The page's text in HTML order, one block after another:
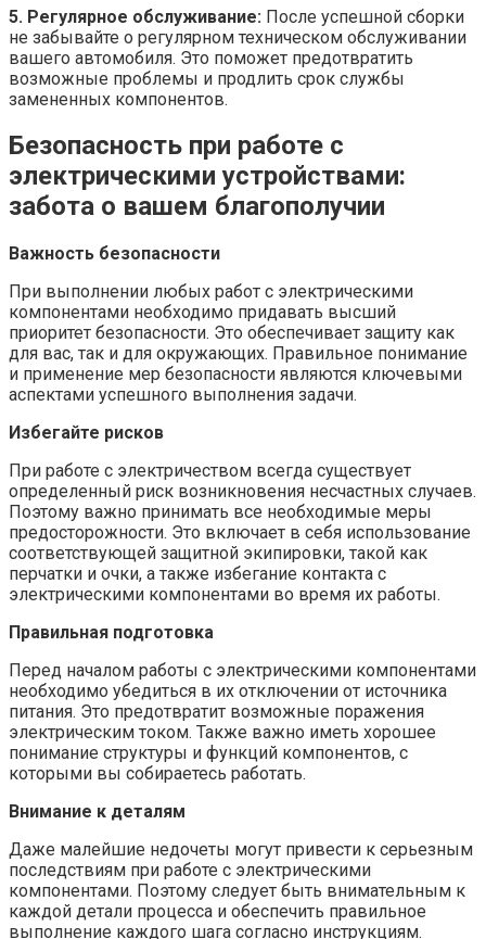
5. Регулярное обслуживание: После успешной сборки
не забывайте о регулярном техническом обслуживании
вашего автомобиля. Это поможет предотвратить
возможные проблемы и продлить срок службы
замененных компонентов.
Безопасность при работе с
электрическими устройствами:
забота о вашем благополучии
Важность безопасности
При выполнении любых работ с электрическими
компонентами необходимо придавать высший
приоритет безопасности. Это обеспечивает защиту как
для вас, так и для окружающих. Правильное понимание
и применение мер безопасности являются ключевыми
аспектами успешного выполнения задачи.
Избегайте рисков
При работе с электричеством всегда существует
определенный риск возникновения несчастных случаев.
Поэтому важно принимать все необходимые меры
предосторожности. Это включает в себя использование
соответствующей защитной экипировки, такой как
перчатки и очки, а также избегание контакта с
электрическими компонентами во время их работы.
Правильная подготовка
Перед началом работы с электрическими компонентами
необходимо убедиться в их отключении от источника
питания. Это предотвратит возможные поражения
электрическим током. Также важно иметь хорошее
понимание структуры и функций компонентов, с
которыми вы собираетесь работать.
Внимание к деталям
Даже малейшие недочеты могут привести к серьезным
последствиям при работе с электрическими
компонентами. Поэтому следует быть внимательным к
каждой детали процесса и обеспечить правильное
выполнение каждого шага согласно инструкциям.